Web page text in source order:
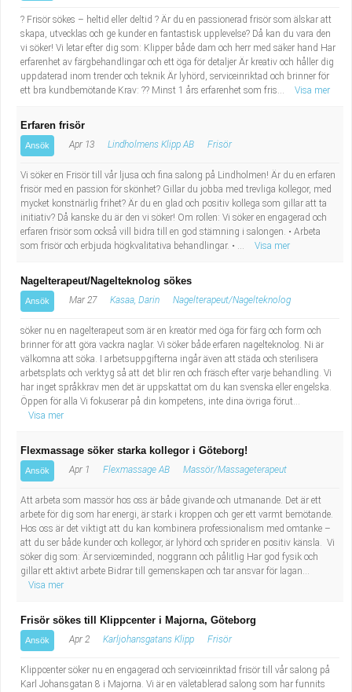
? Frisör sökes – heltid eller deltid ? Är du en passionerad frisör som älskar att
skapa, utvecklas och ge kunder en fantastisk upplevelse? Då kan du vara den
vi söker! Vi letar efter dig som: Klipper både dam och herr med säker hand Har
erfarenhet av färgbehandlingar och ett öga för detaljer Är kreativ och håller dig
uppdaterad inom trender och teknik Är lyhörd, serviceinriktad och brinner för
ett bra kundbemötande Krav: ?? Minst 1 års erfarenhet som fris...
Visa mer
Erfaren frisör
Ansök Apr 13 Lindholmens Klipp AB Frisör
Vi söker en Frisör till vår ljusa och fina salong på Lindholmen! Är du en erfaren
frisör med en passion för skönhet? Gillar du jobba med trevliga kollegor, med
mycket konstnärlig frihet? Är du en glad och positiv kollega som gillar att ta
initiativ? Då kanske du är den vi söker! Om rollen: Vi söker en engagerad och
erfaren frisör som också vill bidra till en god stämning i salongen. • Arbeta
som frisör och erbjuda högkvalitativa behandlingar. • ...
Visa mer
Nagelterapeut/Nagelteknolog sökes
Ansök Mar 27 Kasaa, Darin Nagelterapeut/Nagelteknolog
söker nu en nagelterapeut som är en kreatör med öga för färg och form och
brinner för att göra vackra naglar. Vi söker både erfaren nagelteknolog. Ni är
välkomna att söka. I arbetsuppgifterna ingår även att städa och sterilisera
arbetsplats och verktyg så att det blir ren och fräsch efter varje behandling. Vi
har inget språkkrav men det är uppskattat om du kan svenska eller engelska.
Öppen för alla Vi fokuserar på din kompetens, inte dina övriga förut...
Visa mer
Flexmassage söker starka kollegor i Göteborg!
Ansök Apr 1 Flexmassage AB Massör/Massageterapeut
Att arbeta som massör hos oss är både givande och utmanande. Det är ett
arbete för dig som har energi, är stark i kroppen och ger ett varmt bemötande.
Hos oss är det viktigt att du kan kombinera professionalism med omtanke –
att du ser både kunder och kollegor, är lyhörd och sprider en positiv känsla. Vi
söker dig som: Är serviceminded, noggrann och pålitlig Har god fysik och
gillar ett aktivt arbete Bidrar till gemenskapen och tar ansvar för lagan...
Visa mer
Frisör sökes till Klippcenter i Majorna, Göteborg
Ansök Apr 2 Karljohansgatans Klipp Frisör
Klippcenter söker nu en engagerad och serviceinriktad frisör till vår salong på
Karl Johansgatan 8 i Majorna. Vi är en väletablerad salong som har funnits